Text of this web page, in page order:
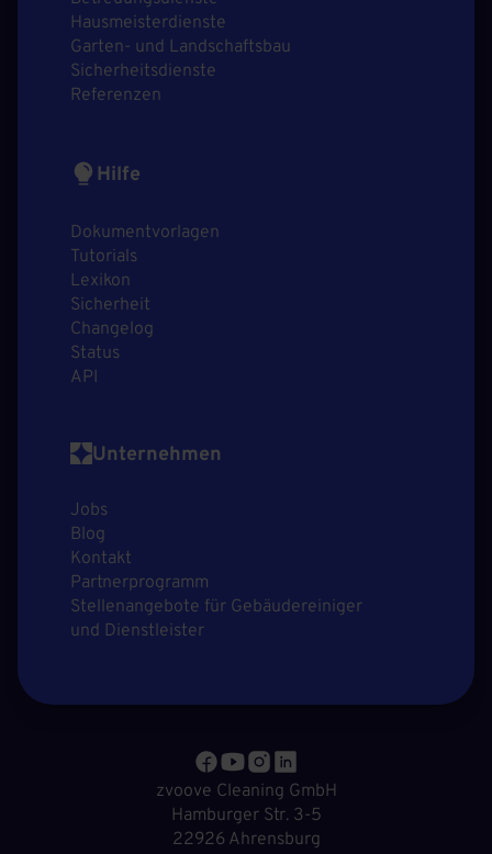
Hausmeisterdienste
Garten- und Landschaftsbau
Sicherheitsdienste
Referenzen
Hilfe
Dokumentvorlagen
Tutorials
Lexikon
Sicherheit
Changelog
Status
API
Unternehmen
Jobs
Blog
Kontakt
Partnerprogramm
Stellenangebote für Gebäudereiniger
und Dienstleister
zvoove Cleaning GmbH
Hamburger Str. 3-5
22926 Ahrensburg